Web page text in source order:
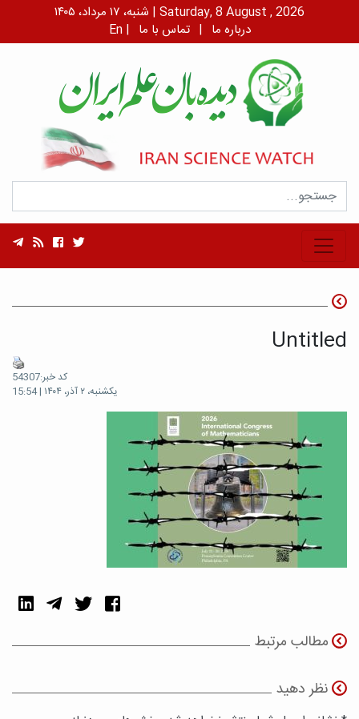
شنبه، ۱۷ مرداد، ۱۴۰۵ | Saturday, 8 August , 2026
En | درباره ما | تماس با ما
Untitled
کد خبر:54307
یکشنبه، ۲ آذر، ۱۴۰۴ | 15:54
مطالب مرتبط
نظر دهید